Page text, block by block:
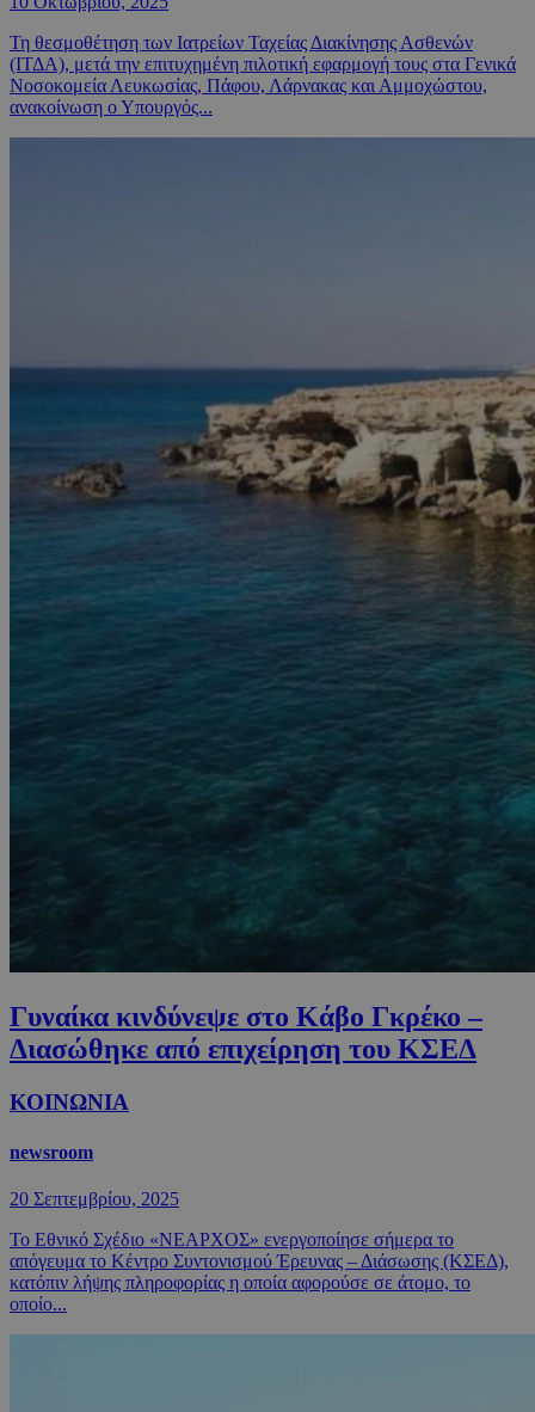
Τη θεσμοθέτηση των Ιατρείων Ταχείας Διακίνησης Ασθενών
(ΙΤΔΑ), μετά την επιτυχημένη πιλοτική εφαρμογή τους στα Γενικά
Νοσοκομεία Λευκωσίας, Πάφου, Λάρνακας και Αμμοχώστου,
ανακοίνωση ο Υπουργός...
Γυναίκα κινδύνεψε στο Κάβο Γκρέκο –
Διασώθηκε από επιχείρηση του ΚΣΕΔ
ΚΟΙΝΩΝΙΑ
newsroom
20 Σεπτεμβρίου, 2025
Το Εθνικό Σχέδιο «ΝΕΑΡΧΟΣ» ενεργοποίησε σήμερα το
απόγευμα το Κέντρο Συντονισμού Έρευνας – Διάσωσης (ΚΣΕΔ),
κατόπιν λήψης πληροφορίας η οποία αφορούσε σε άτομο, το
οποίο...